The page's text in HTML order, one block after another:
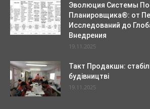
Эволюция Системы
Планировщика®: от
Исследований до
Внедрения
19.11.2025
Такт Продакшн:
будівництві
19.11.2025